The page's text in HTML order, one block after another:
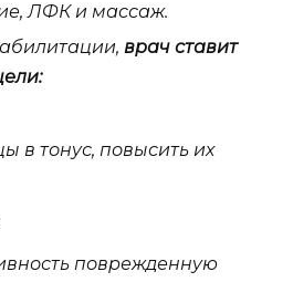
ЛФК и массаж.
врач ставит
в тонус, повысить их
поврежденную